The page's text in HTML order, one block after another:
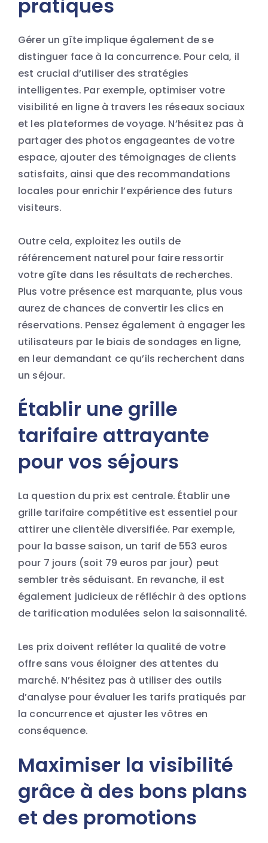
pratiques
Gérer un gîte implique également de se
distinguer face à la concurrence. Pour cela, il
est crucial d’utiliser des stratégies
intelligentes. Par exemple, optimiser votre
visibilité en ligne à travers les réseaux sociaux
et les plateformes de voyage. N’hésitez pas à
partager des photos engageantes de votre
espace, ajouter des témoignages de clients
satisfaits, ainsi que des recommandations
locales pour enrichir l’expérience des futurs
visiteurs.
Outre cela, exploitez les outils de
référencement naturel pour faire ressortir
votre gîte dans les résultats de recherches.
Plus votre présence est marquante, plus vous
aurez de chances de convertir les clics en
réservations. Pensez également à engager les
utilisateurs par le biais de sondages en ligne,
en leur demandant ce qu’ils recherchent dans
un séjour.
Établir une grille
tarifaire attrayante
pour vos séjours
La question du prix est centrale. Établir une
grille tarifaire compétitive est essentiel pour
attirer une clientèle diversifiée. Par exemple,
pour la basse saison, un tarif de 553 euros
pour 7 jours (soit 79 euros par jour) peut
sembler très séduisant. En revanche, il est
également judicieux de réfléchir à des options
de tarification modulées selon la saisonnalité.
Les prix doivent refléter la qualité de votre
offre sans vous éloigner des attentes du
marché. N’hésitez pas à utiliser des outils
d’analyse pour évaluer les tarifs pratiqués par
la concurrence et ajuster les vôtres en
conséquence.
Maximiser la visibilité
grâce à des bons plans
et des promotions